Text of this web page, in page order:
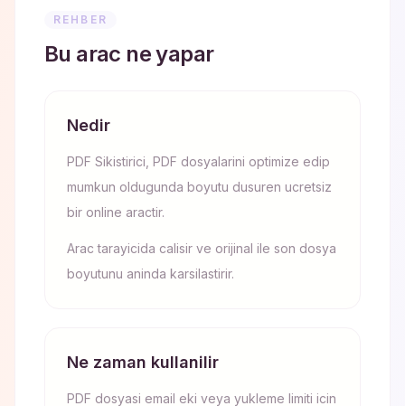
REHBER
Bu arac ne yapar
Nedir
PDF Sikistirici, PDF dosyalarini optimize edip
mumkun oldugunda boyutu dusuren ucretsiz
bir online aractir.
Arac tarayicida calisir ve orijinal ile son dosya
boyutunu aninda karsilastirir.
Ne zaman kullanilir
PDF dosyasi email eki veya yukleme limiti icin